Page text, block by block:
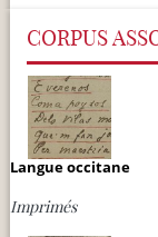
CORPUS
Langue occitane
Imprimés